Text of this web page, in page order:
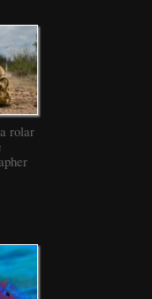
rolar